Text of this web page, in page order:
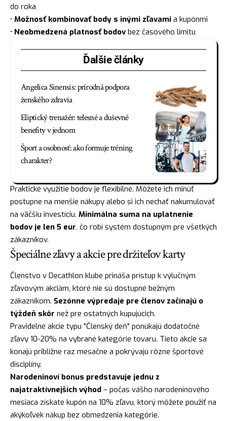
do roka
• Možnosť kombinovať body s inými zľavami a kupónmi
• Neobmedzená platnosť bodovbez časového limitu
Ďalšie články
Angelica Sinensis: prírodná podpora
ženského zdravia
Eliptický trenažér: telesné a duševné
benefity v jednom
Šport a osobnosť: ako formuje tréning
charakter?
Praktické využitie bodov je flexibilné. Môžete ich minúť
postupne na menšie nákupy alebo si ich nechať nakumulovať
na väčšiu investíciu. Minimálna suma na uplatnenie
bodov je len 5 eur, čo robí systém dostupným pre všetkých
zákazníkov.
Špeciálne zľavy a akcie pre držiteľov karty
Členstvo v Decathlon klube prináša prístup k výlučným
zľavovým akciám, ktoré nie sú dostupné bežným
zákazníkom. Sezónne výpredaje pre členov začínajú o
týždeň skôr než pre ostatných kupujúcich.
Pravidelné akcie typu "Členský deň" ponúkajú dodatočné
zľavy 10-20% na vybrané kategórie tovaru. Tieto akcie sa
konajú približne raz mesačne a pokrývajú rôzne športové
disciplíny.
Narodeninoví bonus predstavuje jednu z
najatraktívnejších výhod – počas vášho narodenínového
mesiaca získate kupón na 10% zľavu, ktorý môžete použiť na
akýkoľvek nákup bez obmedzenia kategórie.